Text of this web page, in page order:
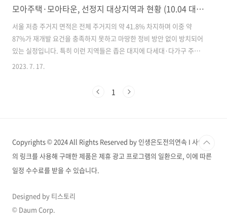
모아주택·모아타운, 선정지 대상지역과 현황 (10.04 대상지 업뎃)
서울 저층 주거지 면적은 전체 주거지의 약 41.8% 차지하며 이중 약
87%가 재개발 요건을 충족하지 못하고 마땅한 정비 방안 없이 방치되어
있는 실정입니다. 특히 이런 지역들은 좁은 대지에 다세대·다가구 주택
이 협소하게 건축되어 주민들의 쉴 곳이나 녹지 공간이 턱없이 부족합니
는데요, 반년이 지난 지금 모아주택, 모아타운 상황과 선정지, 그리고 해
니다. 서울 시민..
2023. 7. 17.
1
Copyrights © 2024 All Rights Reserved by 인생은도전의연속 I 사이트
의 링크를 사용해 구매한 제품은 제휴 광고 프로그램의 일환으로, 이에 따른
일정 수수료를 받을 수 있습니다.
Designed by 티스토리
© Daum Corp.